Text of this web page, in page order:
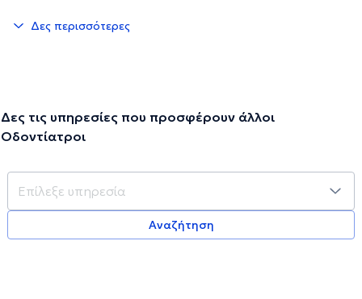
Δες περισσότερες
Δες τις υπηρεσίες που προσφέρουν άλλοι
Οδοντίατροι
Αναζήτηση